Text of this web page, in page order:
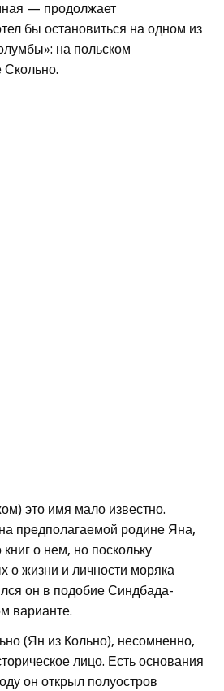
— продолжает
бы остановиться на одном из
на польском
это имя мало известно.
предполагаемой родине Яна,
о нем, но поскольку
о жизни и личности моряка
он в подобие Синдбада-
варианте.
(Ян из Кольно), несомненно,
лицо. Есть основания
он открыл полуостров